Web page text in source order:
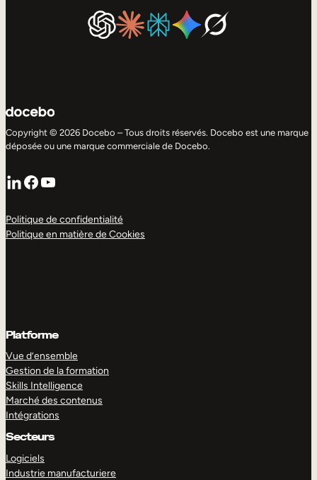
Copyright © 2026 Docebo – Tous droits réservés. Docebo est une marque
déposée ou une marque commerciale de Docebo.
LinkedIn
Facebook
YouTube
Politique de confidentialité
Politique en matière de Cookies
Platforme
Vue d’ensemble
Gestion de la formation
Skills Intelligence
Marché des contenus
Intégrations
Secteurs
Logiciels
Industrie manufacturiere